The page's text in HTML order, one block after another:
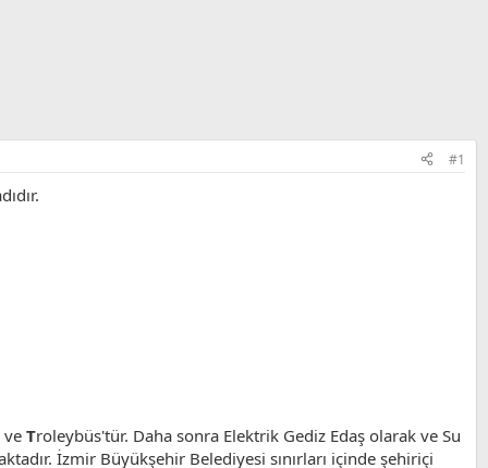
#1
ve Troleybüs'tür. Daha sonra Elektrik Gediz Edaş olarak ve Su
İzmir Büyükşehir Belediyesi sınırları içinde şehiriçi